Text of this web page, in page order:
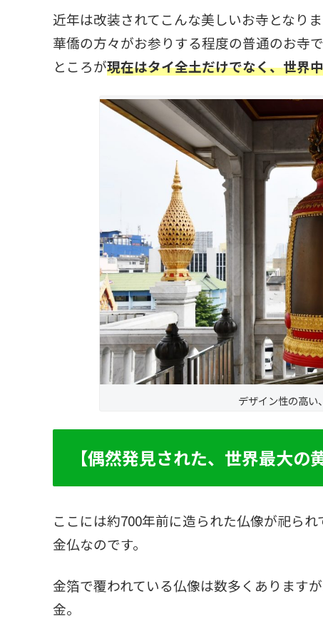
近年は改装されてこんな美しいお寺となり
華僑の方々がお参りする程度の普通のお寺で
ところが現在はタイ全土だけでなく、世界
デザイン性の高い
【偶然発見された、世界最大の
ここには約700年前に造られた仏像が祀ら
金仏なのです。
金箔で覆われている仏像は数多くあります
金。